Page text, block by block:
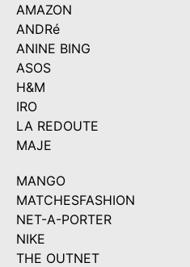
AMAZON
ANDRé
ANINE BING
ASOS
H&M
IRO
LA REDOUTE
MAJE
MANGO
MATCHESFASHION
NET-A-PORTER
NIKE
THE OUTNET